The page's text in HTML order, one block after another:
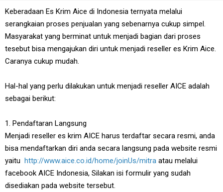
Keberadaan Es Krim Aice di Indonesia ternyata melalui
serangkaian proses penjualan yang sebenarnya cukup simpel.
Masyarakat yang berminat untuk menjadi bagian dari proses
tesebut bisa mengajukan diri untuk menjadi reseller es Krim Aice.
Caranya cukup mudah.
Hal-hal yang perlu dilakukan untuk menjadi reseller AICE adalah
sebagai berikut:
1. Pendaftaran Langsung
Menjadi reseller es krim AICE harus terdaftar secara resmi, anda
bisa mendaftarkan diri anda secara langsung pada website resmi
yaitu http://www.aice.co.id/home/joinUs/mitra atau melalui
facebook AICE Indonesia, Silakan isi formulir yang sudah
disediakan pada website tersebut.